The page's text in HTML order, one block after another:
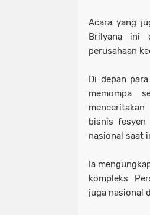
Acara yang
Brilyana ini
perusahaan
Di depan
memompa
bisnis
nasional saat
Ia
kompleks.
juga nasional